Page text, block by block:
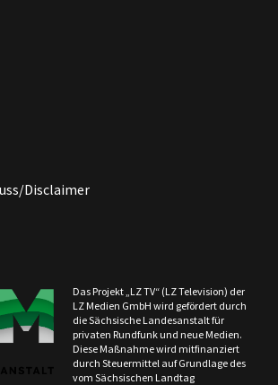
Disclaimer
Das Projekt „LZ TV“ (LZ Television) der
LZ Medien GmbH wird gefördert durch
die Sächsische Landesanstalt für
privaten Rundfunk und neue Medien.
Diese Maßnahme wird mitfinanziert
durch Steuermittel auf Grundlage des
vom Sächsischen Landtag